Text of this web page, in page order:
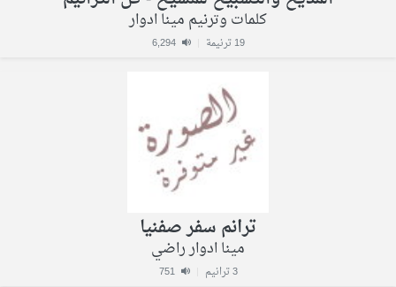
كلمات وترنيم مينا ادوار
19 ترنيمة 6,294
ترانم سفر صفنيا
مينا ادوار راضي
3 ترانيم 751